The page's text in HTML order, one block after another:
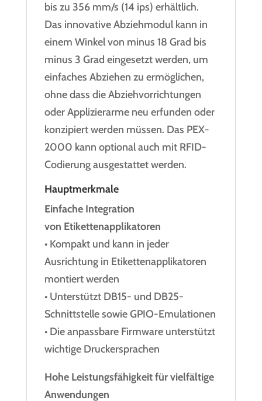
bis zu 356 mm/s (14 ips) erhältlich.
Das innovative Abziehmodul kann in
einem Winkel von minus 18 Grad bis
minus 3 Grad eingesetzt werden, um
einfaches Abziehen zu ermöglichen,
ohne dass die Abziehvorrichtungen
oder Applizierarme neu erfunden oder
konzipiert werden müssen. Das PEX-
2000 kann optional auch mit RFID-
Codierung ausgestattet werden.
Hauptmerkmale
Einfache Integration
von Etikettenapplikatoren
• Kompakt und kann in jeder
Ausrichtung in Etikettenapplikatoren
montiert werden
• Unterstützt DB15- und DB25-
Schnittstelle sowie GPIO-Emulationen
• Die anpassbare Firmware unterstützt
wichtige Druckersprachen
Hohe Leistungsfähigkeit für vielfältige
Anwendungen